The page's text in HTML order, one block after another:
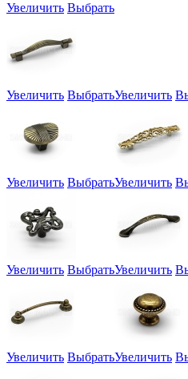
Увеличить Выбрать
Увеличить ВыбратьУвеличить
Увеличить ВыбратьУвеличить
Увеличить ВыбратьУвеличить
Увеличить ВыбратьУвеличить